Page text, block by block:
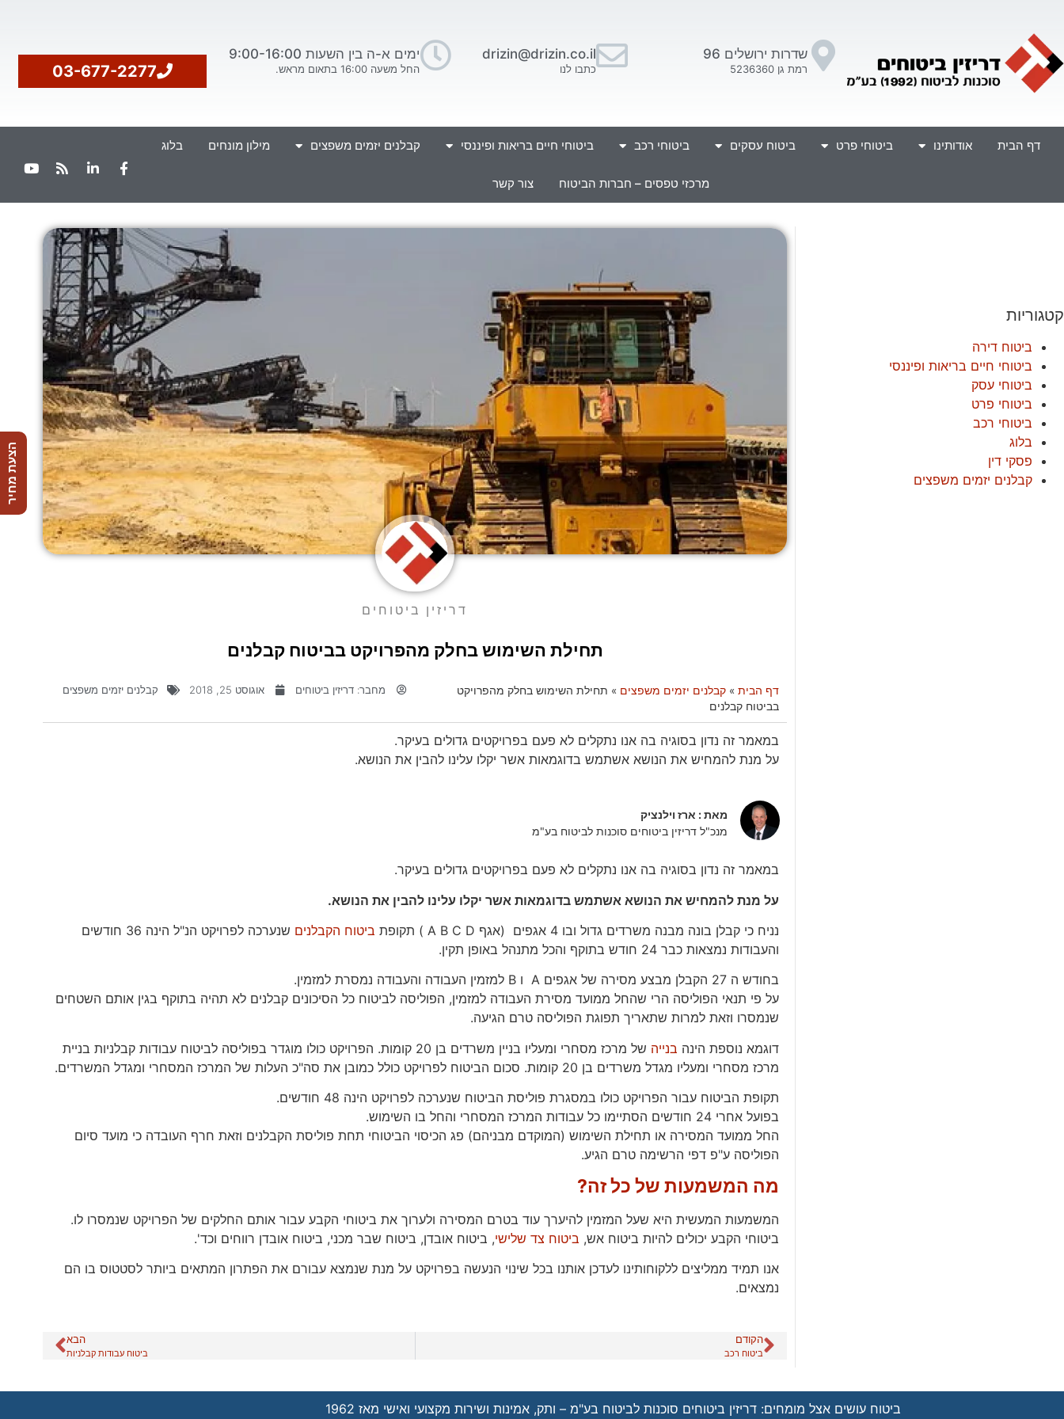
שדרות ירושלים 96
רמת גן 5236360
drizin@drizin.co.il
כתבו לנו
ימים א-ה בין השעות 9:00-16:00
החל משעה 16:00 בתאום מראש. 03-677-2277
דף הבית אודותינו ביטוחי פרט ביטוח עסקים ביטוחי רכב ביטוחי חיים בריאות ופיננסי קבלנים יזמים משפצים מילון מונחים בלוג
מרכזי טפסים – חברות הביטוח צור קשר
קטגוריות
ביטוח דירה
ביטוחי חיים בריאות ופיננסי
ביטוחי עסק
ביטוחי פרט
ביטוחי רכב
בלוג
פסקי דין
קבלנים יזמים משפצים
דריזין ביטוחים
תחילת השימוש בחלק מהפרויקט בביטוח קבלנים
דף הבית » קבלנים יזמים משפצים » תחילת השימוש בחלק מהפרויקט
בביטוח קבלנים
מחבר: דריזין ביטוחים אוגוסט 25, 2018 קבלנים יזמים משפצים
במאמר זה נדון בסוגיה בה אנו נתקלים לא פעם בפרויקטים גדולים בעיקר.
על מנת להמחיש את הנושא אשתמש בדוגמאות אשר יקלו עלינו להבין את הנושא.
מאת : ארז וילנציק
מנכ"ל דריזין ביטוחים סוכנות לביטוח בע"מ
במאמר זה נדון בסוגיה בה אנו נתקלים לא פעם בפרויקטים גדולים בעיקר.
על מנת להמחיש את הנושא אשתמש בדוגמאות אשר יקלו עלינו להבין את הנושא.
נניח כי קבלן בונה מבנה משרדים גדול ובו 4 אגפים (אגף A B C D ) תקופת
ביטוח הקבלנים
שנערכה לפרויקט הנ"ל הינה 36 חודשים
והעבודות נמצאות כבר 24 חודש בתוקף והכל מתנהל באופן תקין.
בחודש ה 27 הקבלן מבצע מסירה של אגפים A ו B למזמין העבודה והעבודה נמסרת למזמין.
על פי תנאי הפוליסה הרי שהחל ממועד מסירת העבודה למזמין, הפוליסה לביטוח כל הסיכונים קבלנים לא תהיה בתוקף בגין אותם השטחים
שנמסרו וזאת למרות שתאריך תפוגת הפוליסה טרם הגיעה.
דוגמא נוספת הינה בנייה
של מרכז מסחרי ומעליו בניין משרדים בן 20 קומות. הפרויקט כולו מוגדר בפוליסה לביטוח עבודות קבלניות בניית
מרכז מסחרי ומעליו מגדל משרדים בן 20 קומות. סכום הביטוח לפרויקט כולל כמובן את סה"כ העלות של המרכז המסחרי ומגדל המשרדים.
תקופת הביטוח עבור הפרויקט כולו במסגרת פוליסת הביטוח שנערכה לפרויקט הינה 48 חודשים.
בפועל אחרי 24 חודשים הסתיימו כל עבודות המרכז המסחרי והחל בו השימוש.
החל ממועד המסירה או תחילת השימוש (המוקדם מבניהם) פג הכיסוי הביטוחי תחת פוליסת הקבלנים וזאת חרף העובדה כי מועד סיום
הפוליסה ע"פ דפי הרשימה טרם הגיע.
מה המשמעות של כל זה?
המשמעות המעשית היא שעל המזמין להיערך עוד בטרם המסירה ולערוך את ביטוחי הקבע עבור אותם החלקים של הפרויקט שנמסרו לו.
ביטוחי הקבע יכולים להיות ביטוח אש, ביטוח צד שלישי, ביטוח אובדן, ביטוח שבר מכני, ביטוח אובדן רווחים וכד'.
אנו תמיד ממליצים ללקוחותינו לעדכן אותנו בכל שינוי הנעשה בפרויקט על מנת שנמצא עבורם את הפתרון המתאים ביותר לסטטוס בו הם
נמצאים.
הקודם
ביטוח רכב
הבא
ביטוח עבודות קבלניות
ביטוח עושים אצל מומחים: דריזין ביטוחים סוכנות לביטוח בע"מ – ותק, אמינות ושירות מקצועי ואישי מאז 1962
הצעת מחיר